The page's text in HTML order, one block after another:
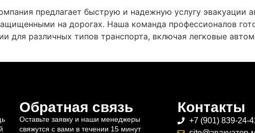
предлагает быструю и надежную услугу эвакуации
на дорогах. Наша команда профессионалов
для различных типов транспорта, включая легковые
Обратная связь
Оставьте заявку и наши менеджеры
свяжутся с вами в течении 15 минут
Контакты
+7 (901) 839-24-